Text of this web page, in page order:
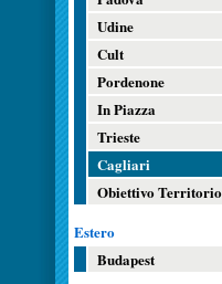
Udine
Cult
Pordenone
In Piazza
Trieste
Cagliari
Obiettivo Territorio
Estero
Budapest